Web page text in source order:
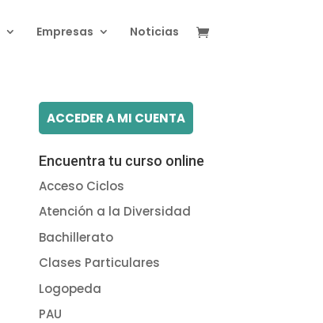
Empresas Noticias
ACCEDER A MI CUENTA
Encuentra tu curso online
Acceso Ciclos
Atención a la Diversidad
Bachillerato
Clases Particulares
Logopeda
PAU